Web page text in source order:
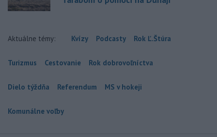
Aktuálne témy: Kvízy Podcasty Rok Ľ.Štúra
Turizmus Cestovanie Rok dobrovoľníctva
Dielo týždňa Referendum MS v hokeji
Komunálne voľby